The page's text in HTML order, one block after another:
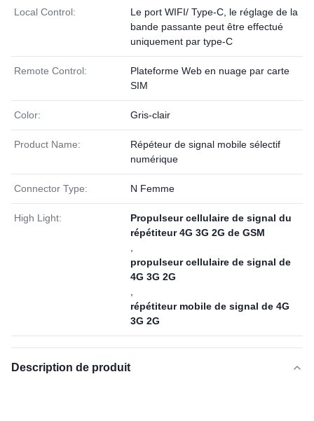
Local Control:
Le port WIFI/ Type-C, le réglage de la
bande passante peut être effectué
uniquement par type-C
Remote Control:
Plateforme Web en nuage par carte
SIM
Color: Gris-clair
Product Name:
Répéteur de signal mobile sélectif
numérique
Connector Type: N Femme
High Light:
Propulseur cellulaire de signal du
répétiteur 4G 3G 2G de GSM
propulseur cellulaire de signal de
4G 3G 2G
répétiteur mobile de signal de 4G
3G 2G
Description de produit